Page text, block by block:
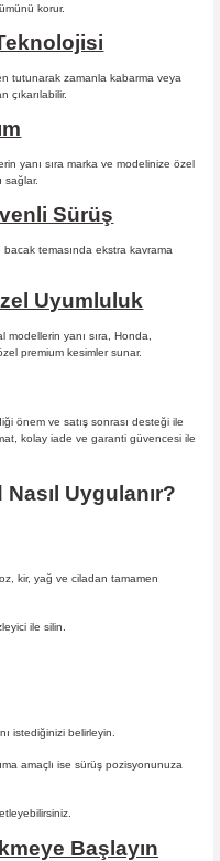
korur.
tutunarak zamanla kabarma veya
çıkarılabilir.
yanı sıra marka ve modelinize özel
sağlar.
Sürüş
temasında ekstra kavrama
Uyumluluk
modellerin yanı sıra, Honda,
premium kesimler sunar.
önem ve satış sonrası desteği ile
kolay iade ve garanti güvencesi ile
Uygulanır?
kir, yağ ve ciladan tamamen
ile silin.
istediğinizi belirleyin.
amaçlı ise sürüş pozisyonunuza
Başlayın